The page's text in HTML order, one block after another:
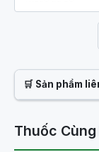
🛒 Sản phẩm
Thuốc